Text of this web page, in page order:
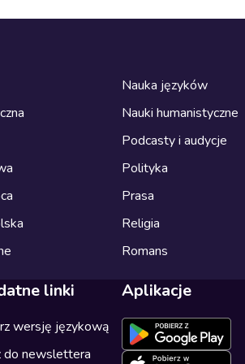
Nauka języków
Nauki humanistyczne
Podcasty i audycje
Polityka
Prasa
Religia
Romans
linki
wersję językową
do newslettera
Aplikacje